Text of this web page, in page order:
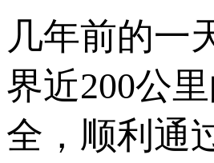
几年前的一
界近200公
全，顺利通